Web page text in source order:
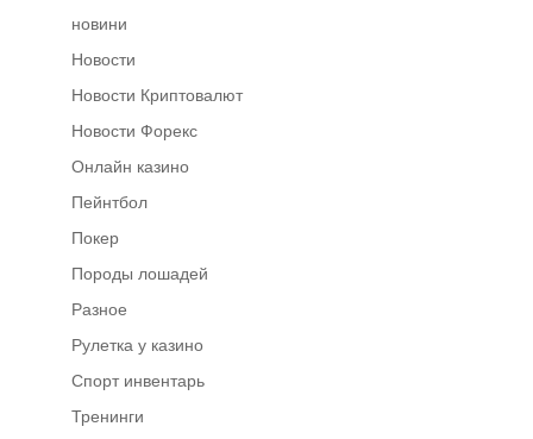
новини
Новости
Новости Криптовалют
Новости Форекс
Онлайн казино
Пейнтбол
Покер
Породы лошадей
Разное
Рулетка у казино
Спорт инвентарь
Тренинги